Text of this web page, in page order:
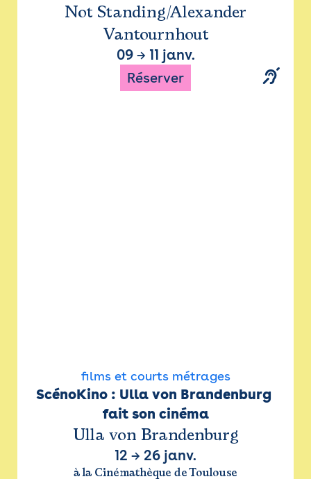
Not Standing/Alexander
Vantournhout
09→ 11 janv.
Réserver
films et courts métrages
ScénoKino : Ulla von Brandenburg
fait son cinéma
Ulla von Brandenburg
12 → 26 janv.
à la Cinémathèque de Toulouse